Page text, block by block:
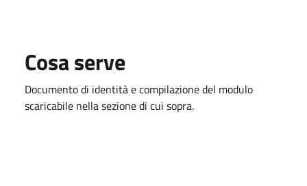
Cosa serve
Documento di identità e compilazione del modulo
scaricabile nella sezione di cui sopra.